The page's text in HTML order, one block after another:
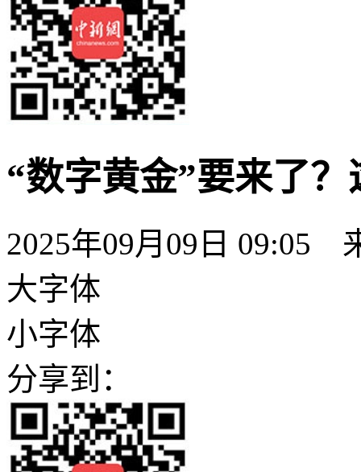
“数字黄金”要来了
2025年09月09日 09:05
大字体
小字体
分享到：